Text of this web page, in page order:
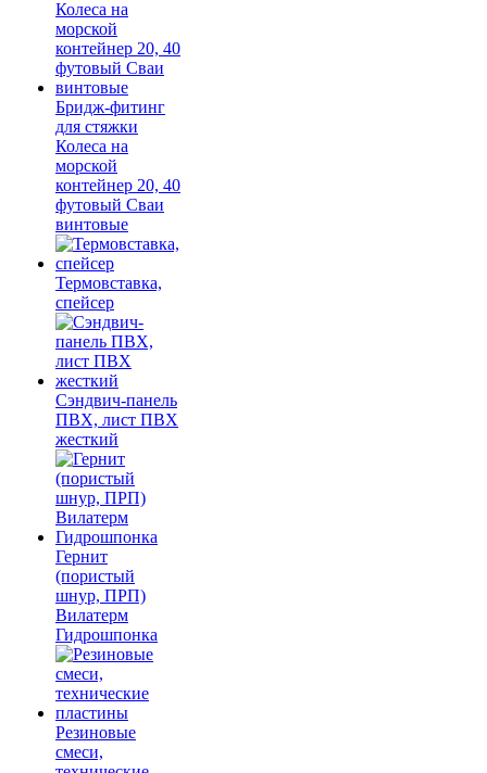
Бридж-фитинг
для стяжки
Колеса на
морской
контейнер 20, 40
футовый Сваи
винтовые
Термовставка,
спейсер
Сэндвич-панель
ПВХ, лист ПВХ
жесткий
Гернит
(пористый
шнур, ПРП)
Вилатерм
Гидрошпонка
Резиновые
смеси,